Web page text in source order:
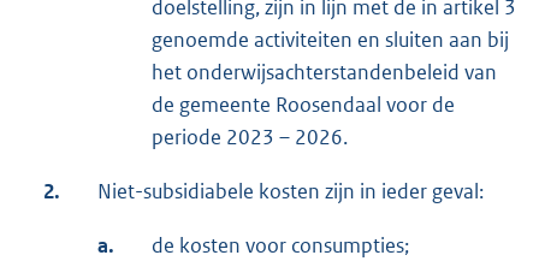
doelstelling, zijn in lijn met de in artikel 3
genoemde activiteiten en sluiten aan bij
het onderwijsachterstandenbeleid van
de gemeente Roosendaal voor de
periode 2023 – 2026.
2. Niet-subsidiabele kosten zijn in ieder geval:
a. de kosten voor consumpties;